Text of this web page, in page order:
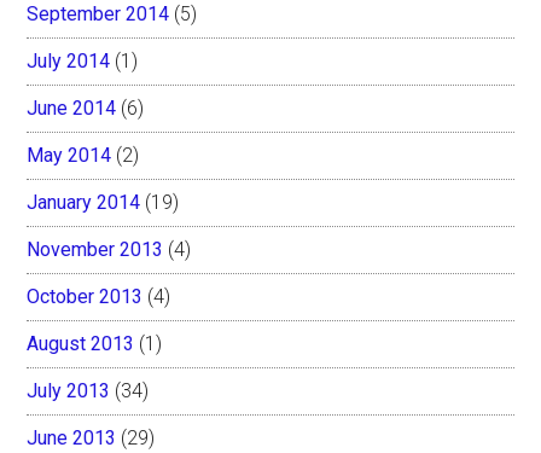
September 2014 (5)
July 2014 (1)
June 2014 (6)
May 2014 (2)
January 2014 (19)
November 2013 (4)
October 2013 (4)
August 2013 (1)
July 2013 (34)
June 2013 (29)